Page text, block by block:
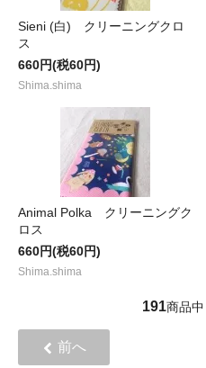
Sieni (白) クリーニングクロ
ス
660円(税60円)
Shima.shima
Animal Polka クリーニングク
ロス
660円(税60円)
Shima.shima
191商品中
前へ